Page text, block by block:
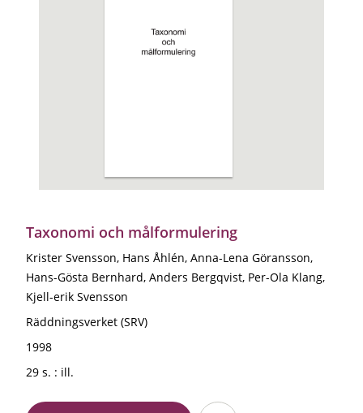
Taxonomi och målformulering
Krister Svensson, Hans Åhlén, Anna-Lena Göransson,
Hans-Gösta Bernhard, Anders Bergqvist, Per-Ola Klang,
Kjell-erik Svensson
Räddningsverket (SRV)
1998
29 s. : ill.